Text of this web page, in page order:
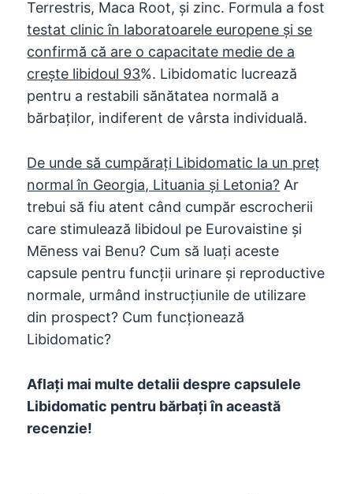
Terrestris, Maca Root, și zinc. Formula a fost
testat clinic în laboratoarele europene și se
confirmă că are o capacitate medie de a
crește libidoul 93%. Libidomatic lucrează
pentru a restabili sănătatea normală a
bărbaților, indiferent de vârsta individuală.
De unde să cumpărați Libidomatic la un preț
normal în Georgia, Lituania și Letonia? Ar
trebui să fiu atent când cumpăr escrocherii
care stimulează libidoul pe Eurovaistine și
Mēness vai Benu? Cum să luați aceste
capsule pentru funcții urinare și reproductive
normale, urmând instrucțiunile de utilizare
din prospect? Cum funcționează
Libidomatic?
Aflați mai multe detalii despre capsulele
Libidomatic pentru bărbați în această
recenzie!